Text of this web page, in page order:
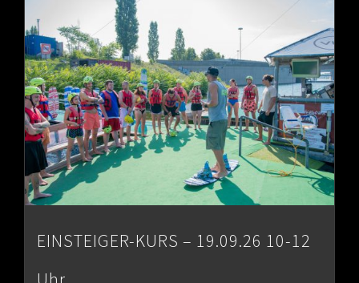
€80.00
EINSTEIGER-KURS – 19.09.26 10-12